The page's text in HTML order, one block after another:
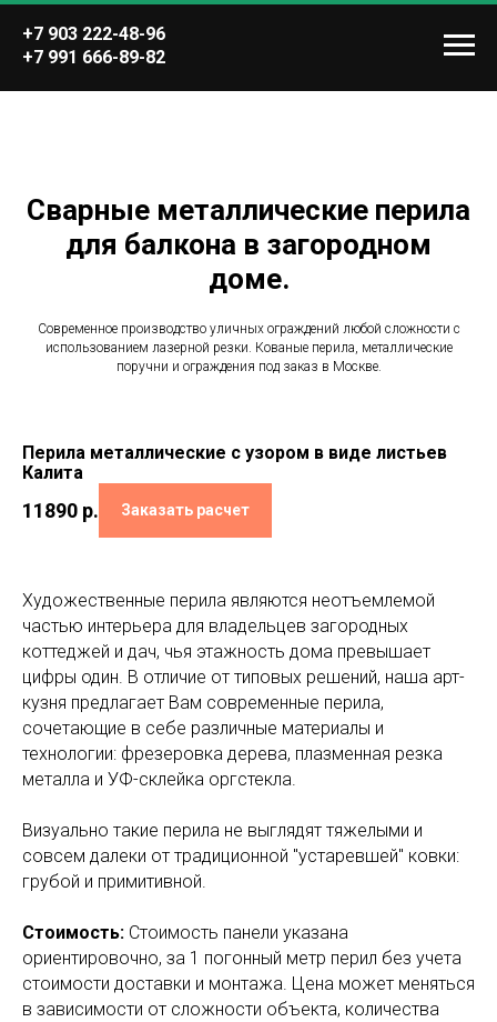
+7 903 222-48-96
+7 991 666-89-82
Сварные металлические перила
для балкона в загородном
доме.
Современное производство уличных ограждений любой сложности с
использованием лазерной резки. Кованые перила, металлические
поручни и ограждения под заказ в Москве.
Перила металлические с узором в виде листьев
Калита
11890 р. Заказать расчет
Художественные перила являются неотъемлемой
частью интерьера для владельцев загородных
коттеджей и дач, чья этажность дома превышает
цифры один. В отличие от типовых решений, наша арт-
кузня предлагает Вам современные перила,
сочетающие в себе различные материалы и
технологии: фрезеровка дерева, плазменная резка
металла и УФ-склейка оргстекла.
Визуально такие перила не выглядят тяжелыми и
совсем далеки от традиционной "устаревшей" ковки:
грубой и примитивной.
Стоимость: Стоимость панели указана
ориентировочно, за 1 погонный метр перил без учета
стоимости доставки и монтажа. Цена может меняться
в зависимости от сложности объекта, количества